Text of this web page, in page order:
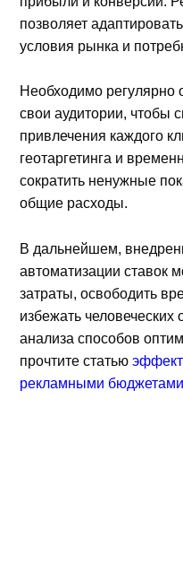
позволяет
условия рынка и
Необходимо регулярно
свои аудитории, чтобы
привлечения каждого
геотаргетинга и
сократить ненужные
общие расходы.
В дальнейшем,
автоматизации ставок
затраты, освободить
избежать
анализа способов
прочтите статью
рекламными бюджетами